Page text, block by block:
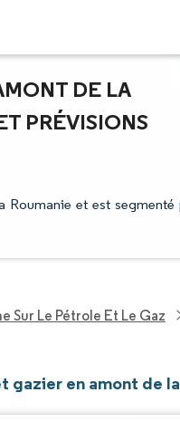
DE LA
PRÉVISIONS
Roumanie et est segmenté
Sur Le Pétrole Et Le Gaz
en amont de